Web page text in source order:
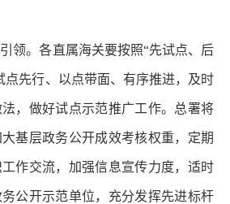
。各直属海关要按照“先试点、后
点先行、以点带面、有序推进，及时
，做好试点示范推广工作。总署将
基层政务公开成效考核权重，定期
作交流，加强信息宣传力度，适时
公开示范单位，充分发挥先进标杆